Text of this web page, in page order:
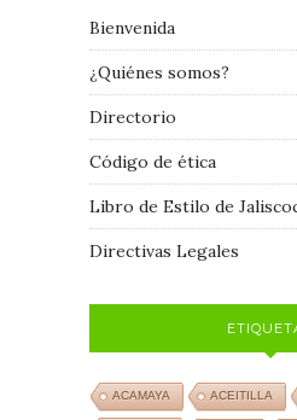
Bienvenida
¿Quiénes somos?
Directorio
Código de ética
Libro de Estilo de
Directivas Legales
ACAMAYA ACEITILLA